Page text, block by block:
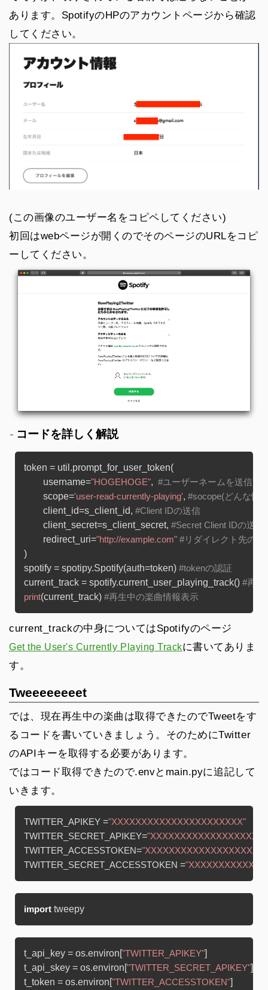
あります。SpotifyのHPのアカウントページから確認
してください。
(この画像のユーザー名をコピペしてください)
初回はwebページが開くのでそのページのURLをコピ
ーしてください。
コードを詳しく解説
token = util.prompt_for_user_token(
	username=
"HOGEHOGE", #ユーザーネームを送信
	scope=
'user-read-currently-playing', #socope(どんな情
	client_id=s_client_id,
#Client IDの送信
	client_secret=s_client_secret,
#Secret Client IDの送信
	redirect_uri=
"http://example.com" #リダイレクト先の
)
spotify = spotipy.Spotify(auth=token) #tokenの認証
current_track = spotify.current_user_playing_track() #再生
print(current_track) #再生中の楽曲情報表示
current_trackの中身についてはSpotifyのページ
Get the User's Currently Playing Trackに書いてありま
す。
Tweeeeeeeet
では、現在再生中の楽曲は取得できたのでTweetをす
るコードを書いていきましょう。そのためにTwitter
のAPIキーを取得する必要があります。
ではコード取得できたので.envとmain.pyに追記して
いきます。
TWITTER_APIKEY ="XXXXXXXXXXXXXXXXXXXXXX"
TWITTER_SECRET_APIKEY=
TWITTER_ACCESSTOKEN=
TWITTER_SECRET_ACCESSTOKEN =
import
t_api_key = os.environ["TWITTER_APIKEY"]
t_api_skey = os.environ["TWITTER_SECRET_APIKEY"]
t_token = os.environ["TWITTER_ACCESSTOKEN"]